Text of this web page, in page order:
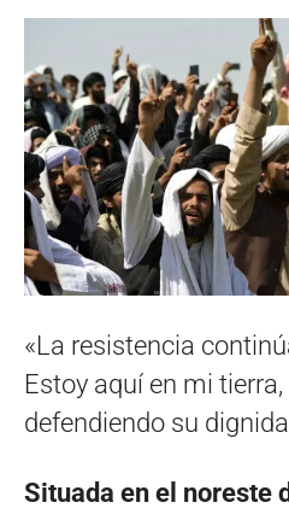
«La resistencia
Estoy aquí en mi
defendiendo su
Situada en el noreste